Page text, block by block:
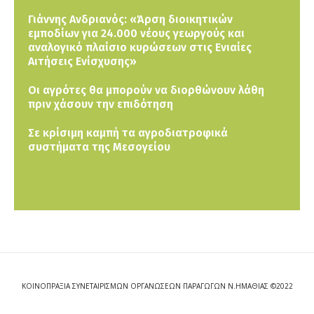
Γιάννης Ανδριανός: «Άρση διοικητικών
εμποδίων για 24.000 νέους γεωργούς και
αναλογικό πλαίσιο κυρώσεων στις Ενιαίες
Αιτήσεις Ενίσχυσης»
Οι αγρότες θα μπορούν να διορθώνουν λάθη
πριν χάσουν την επιδότηση
Σε κρίσιμη καμπή τα αγροδιατροφικά
συστήματα της Μεσογείου
ΚΟΙΝΟΠΡΑΞΙΑ ΣΥΝΕΤΑΙΡΙΣΜΩΝ ΟΡΓΑΝΩΣΕΩΝ ΠΑΡΑΓΩΓΩΝ Ν.ΗΜΑΘΙΑΣ ©2022